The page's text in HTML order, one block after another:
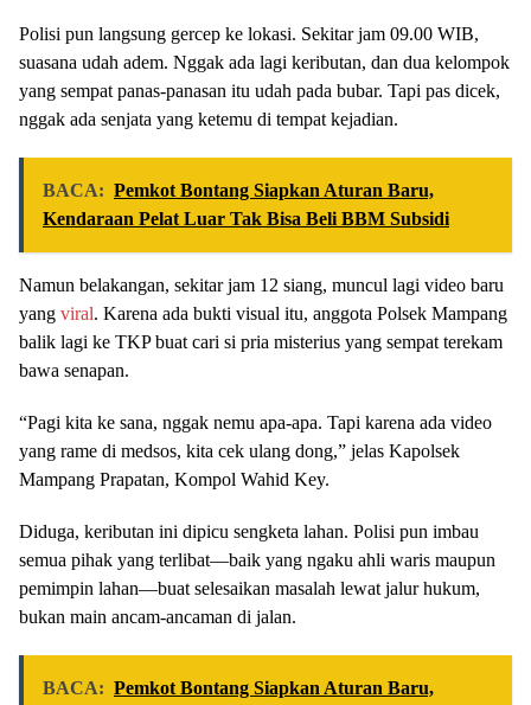
Polisi pun langsung gercep ke lokasi. Sekitar jam 09.00 WIB,
suasana udah adem. Nggak ada lagi keributan, dan dua kelompok
yang sempat panas-panasan itu udah pada bubar. Tapi pas dicek,
nggak ada senjata yang ketemu di tempat kejadian.
BACA: Pemkot Bontang Siapkan Aturan Baru,
Kendaraan Pelat Luar Tak Bisa Beli BBM Subsidi
Namun belakangan, sekitar jam 12 siang, muncul lagi video baru
yang viral. Karena ada bukti visual itu, anggota Polsek Mampang
balik lagi ke TKP buat cari si pria misterius yang sempat terekam
bawa senapan.
“Pagi kita ke sana, nggak nemu apa-apa. Tapi karena ada video
yang rame di medsos, kita cek ulang dong,” jelas Kapolsek
Mampang Prapatan, Kompol Wahid Key.
Diduga, keributan ini dipicu sengketa lahan. Polisi pun imbau
semua pihak yang terlibat—baik yang ngaku ahli waris maupun
pemimpin lahan—buat selesaikan masalah lewat jalur hukum,
bukan main ancam-ancaman di jalan.
BACA: Pemkot Bontang Siapkan Aturan Baru,